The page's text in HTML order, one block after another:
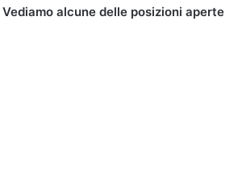
Vediamo alcune delle posizioni aperte